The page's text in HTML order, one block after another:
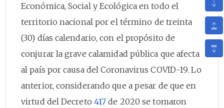
Económica, Social y Ecológica en todo el
territorio nacional por el término de treinta
(30) días calendario, con el propósito de
conjurar la grave calamidad pública que afecta
al país por causa del Coronavirus COVID-19. Lo
anterior, considerando que a pesar de que en
virtud del Decreto 417 de 2020 se tomaron